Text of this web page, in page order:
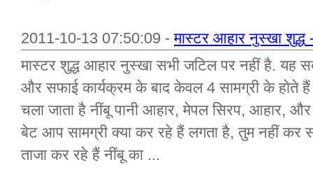
2011-10-13 07:50:09 -मास्टर आहार नुस्खा
मास्टर शुद्ध आहार नुस्खा सभी जटिल पर नहीं है.
और सफाई कार्यक्रम के बाद केवल 4 सामग्री के होते
चला जाता है नींबू पानी आहार, मेपल सिरप, आहार,
बेट आप सामग्री क्या कर रहे हैं लगता है, तुम नहीं कर
ताजा कर रहे हैं नींबू का ...